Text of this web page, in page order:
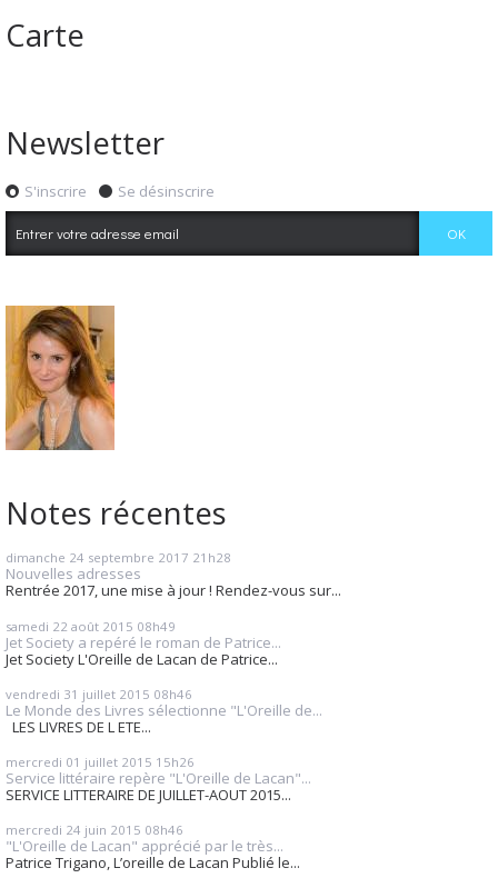
Carte
Newsletter
S'inscrire Se désinscrire
Notes récentes
dimanche 24 septembre 2017 21h28
Nouvelles adresses
Rentrée 2017, une mise à jour ! Rendez-vous sur...
samedi 22 août 2015 08h49
Jet Society a repéré le roman de Patrice...
Jet Society L'Oreille de Lacan de Patrice...
vendredi 31 juillet 2015 08h46
Le Monde des Livres sélectionne "L'Oreille de...
LES LIVRES DE L ETE...
mercredi 01 juillet 2015 15h26
Service littéraire repère "L'Oreille de Lacan"...
SERVICE LITTERAIRE DE JUILLET-AOUT 2015...
mercredi 24 juin 2015 08h46
"L'Oreille de Lacan" apprécié par le très...
Patrice Trigano, L’oreille de Lacan Publié le...